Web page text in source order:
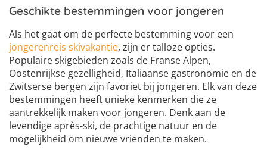
Geschikte bestemmingen voor jongeren
Als het gaat om de perfecte bestemming voor een
jongerenreis skivakantie, zijn er talloze opties.
Populaire skigebieden zoals de Franse Alpen,
Oostenrijkse gezelligheid, Italiaanse gastronomie en de
Zwitserse bergen zijn favoriet bij jongeren. Elk van deze
bestemmingen heeft unieke kenmerken die ze
aantrekkelijk maken voor jongeren. Denk aan de
levendige après-ski, de prachtige natuur en de
mogelijkheid om nieuwe vrienden te maken.